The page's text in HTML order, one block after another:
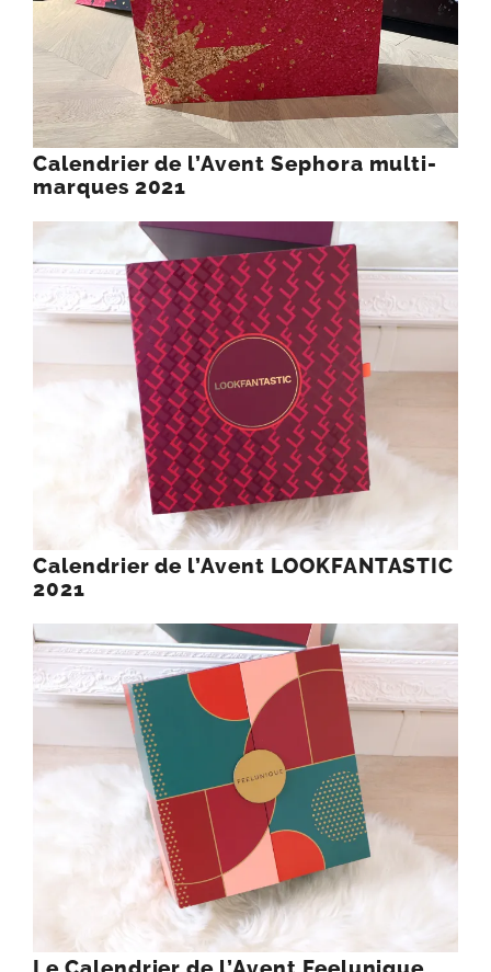
Calendrier de l’Avent Sephora multi-
marques 2021
Calendrier de l’Avent LOOKFANTASTIC
2021